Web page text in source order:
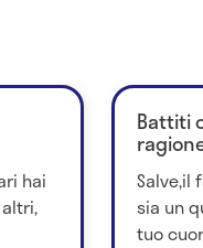
hai
Battiti
Salve,il
sia un
tuo